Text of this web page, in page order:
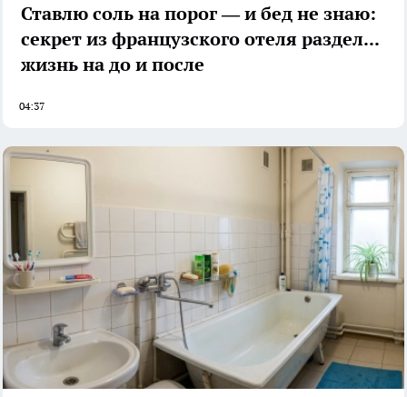
Ставлю соль на порог — и бед не знаю:
секрет из французского отеля разделил
жизнь на до и после
04:37